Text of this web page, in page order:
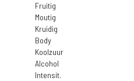
Fruitig
Moutig
Kruidig
Body
Koolzuur
Alcohol
Intensit.